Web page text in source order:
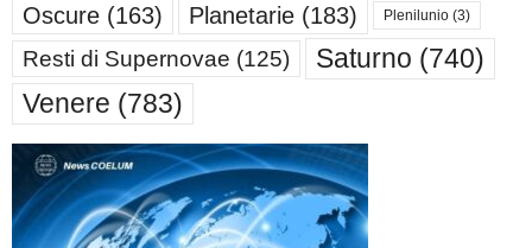
Oscure (163) Planetarie (183) Plenilunio (3)
Resti di Supernovae (125) Saturno (740)
Venere (783)